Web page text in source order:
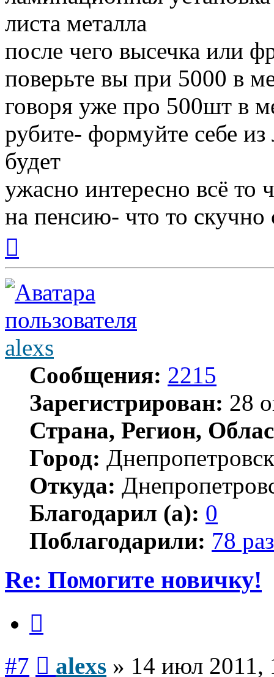
листа металла
после чего высечка или
поверьте вы при 5000 в
говоря уже про 500шт в
рубите- формуйте себе
будет
ужасно интересно всё то
на пенсию- что то скучно
началу
alexs
Сообщения: 2215
Зарегистрирован: 28
Страна, Регион,
Город: Днепропетровск
Откуда:
Благодарил (а): 0
Поблагодарили: 78 раз
Re: Помогите новичку!
#7 alexs » 14 июл 2011,